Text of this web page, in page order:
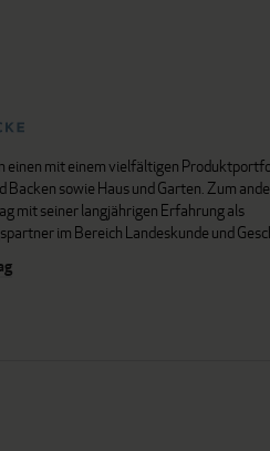
einen mit einem vielfältigen
Backen sowie Haus und Garten. Zum
mit seiner langjährigen Erfahrung als
im Bereich Landeskunde und